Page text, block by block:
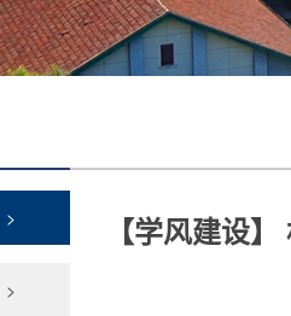
>
>
【学风建设